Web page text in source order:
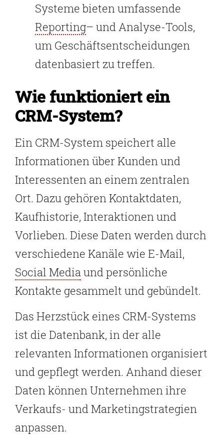
Systeme bieten umfassende
Reporting– und Analyse-Tools,
um Geschäftsentscheidungen
datenbasiert zu treffen.
Wie funktioniert ein
CRM-System?
Ein CRM-System speichert alle
Informationen über Kunden und
Interessenten an einem zentralen
Ort. Dazu gehören Kontaktdaten,
Kaufhistorie, Interaktionen und
Vorlieben. Diese Daten werden durch
verschiedene Kanäle wie E-Mail,
Social Media und persönliche
Kontakte gesammelt und gebündelt.
Das Herzstück eines CRM-Systems
ist die Datenbank, in der alle
relevanten Informationen organisiert
und gepflegt werden. Anhand dieser
Daten können Unternehmen ihre
Verkaufs- und Marketingstrategien
anpassen.